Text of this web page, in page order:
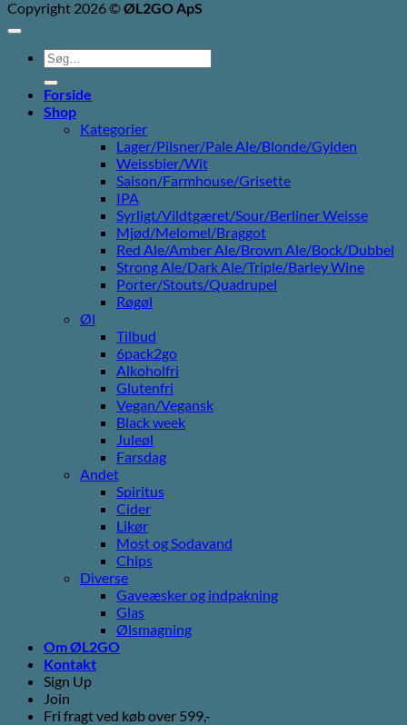
Copyright 2026 ©ØL2GO ApS
Søg
efter:
Forside
Shop
Kategorier
Lager/Pilsner/Pale Ale/Blonde/Gylden
Weissbier/Wit
Saison/Farmhouse/Grisette
IPA
Syrligt/Vildtgæret/Sour/Berliner Weisse
Mjød/Melomel/Braggot
Red Ale/Amber Ale/Brown Ale/Bock/Dubbel
Strong Ale/Dark Ale/Triple/Barley Wine
Porter/Stouts/Quadrupel
Røgøl
Øl
Tilbud
6pack2go
Alkoholfri
Glutenfri
Vegan/Vegansk
Black week
Juleøl
Farsdag
Andet
Spiritus
Cider
Likør
Most og Sodavand
Chips
Diverse
Gaveæsker og indpakning
Glas
Ølsmagning
Om ØL2GO
Kontakt
Sign Up
Join
Fri fragt ved køb over 599,-